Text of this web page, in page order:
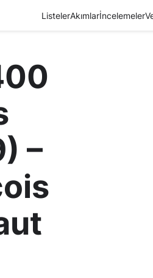
ListelerAkımlarİncelemeler
–